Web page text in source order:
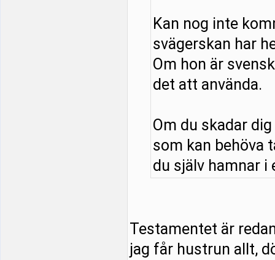
Kan nog inte
svägerskan har
Om hon är
det att använda.
Om du skadar
som kan behöva
du själv hamnar
Testamentet är
jag får hustrun allt,